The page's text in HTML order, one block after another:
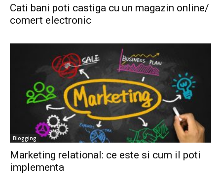
Cati bani poti castiga cu un magazin online/
comert electronic
Blogging
Marketing relational: ce este si cum il poti
implementa